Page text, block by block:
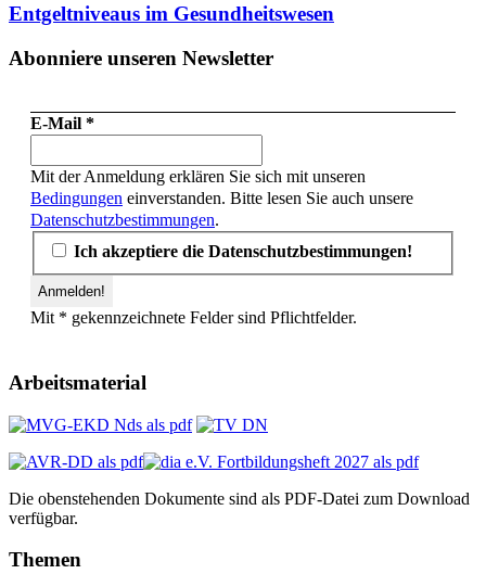
Entgeltniveaus im Gesundheitswesen
Abonniere unseren Newsletter
E-Mail *
Mit der Anmeldung erklären Sie sich mit unseren
Bedingungen einverstanden. Bitte lesen Sie auch unsere
Datenschutzbestimmungen.
Ich akzeptiere die Datenschutzbestimmungen!
Mit * gekennzeichnete Felder sind Pflichtfelder.
Arbeitsmaterial
Die obenstehenden Dokumente sind als PDF-Datei zum Download
verfügbar.
Themen